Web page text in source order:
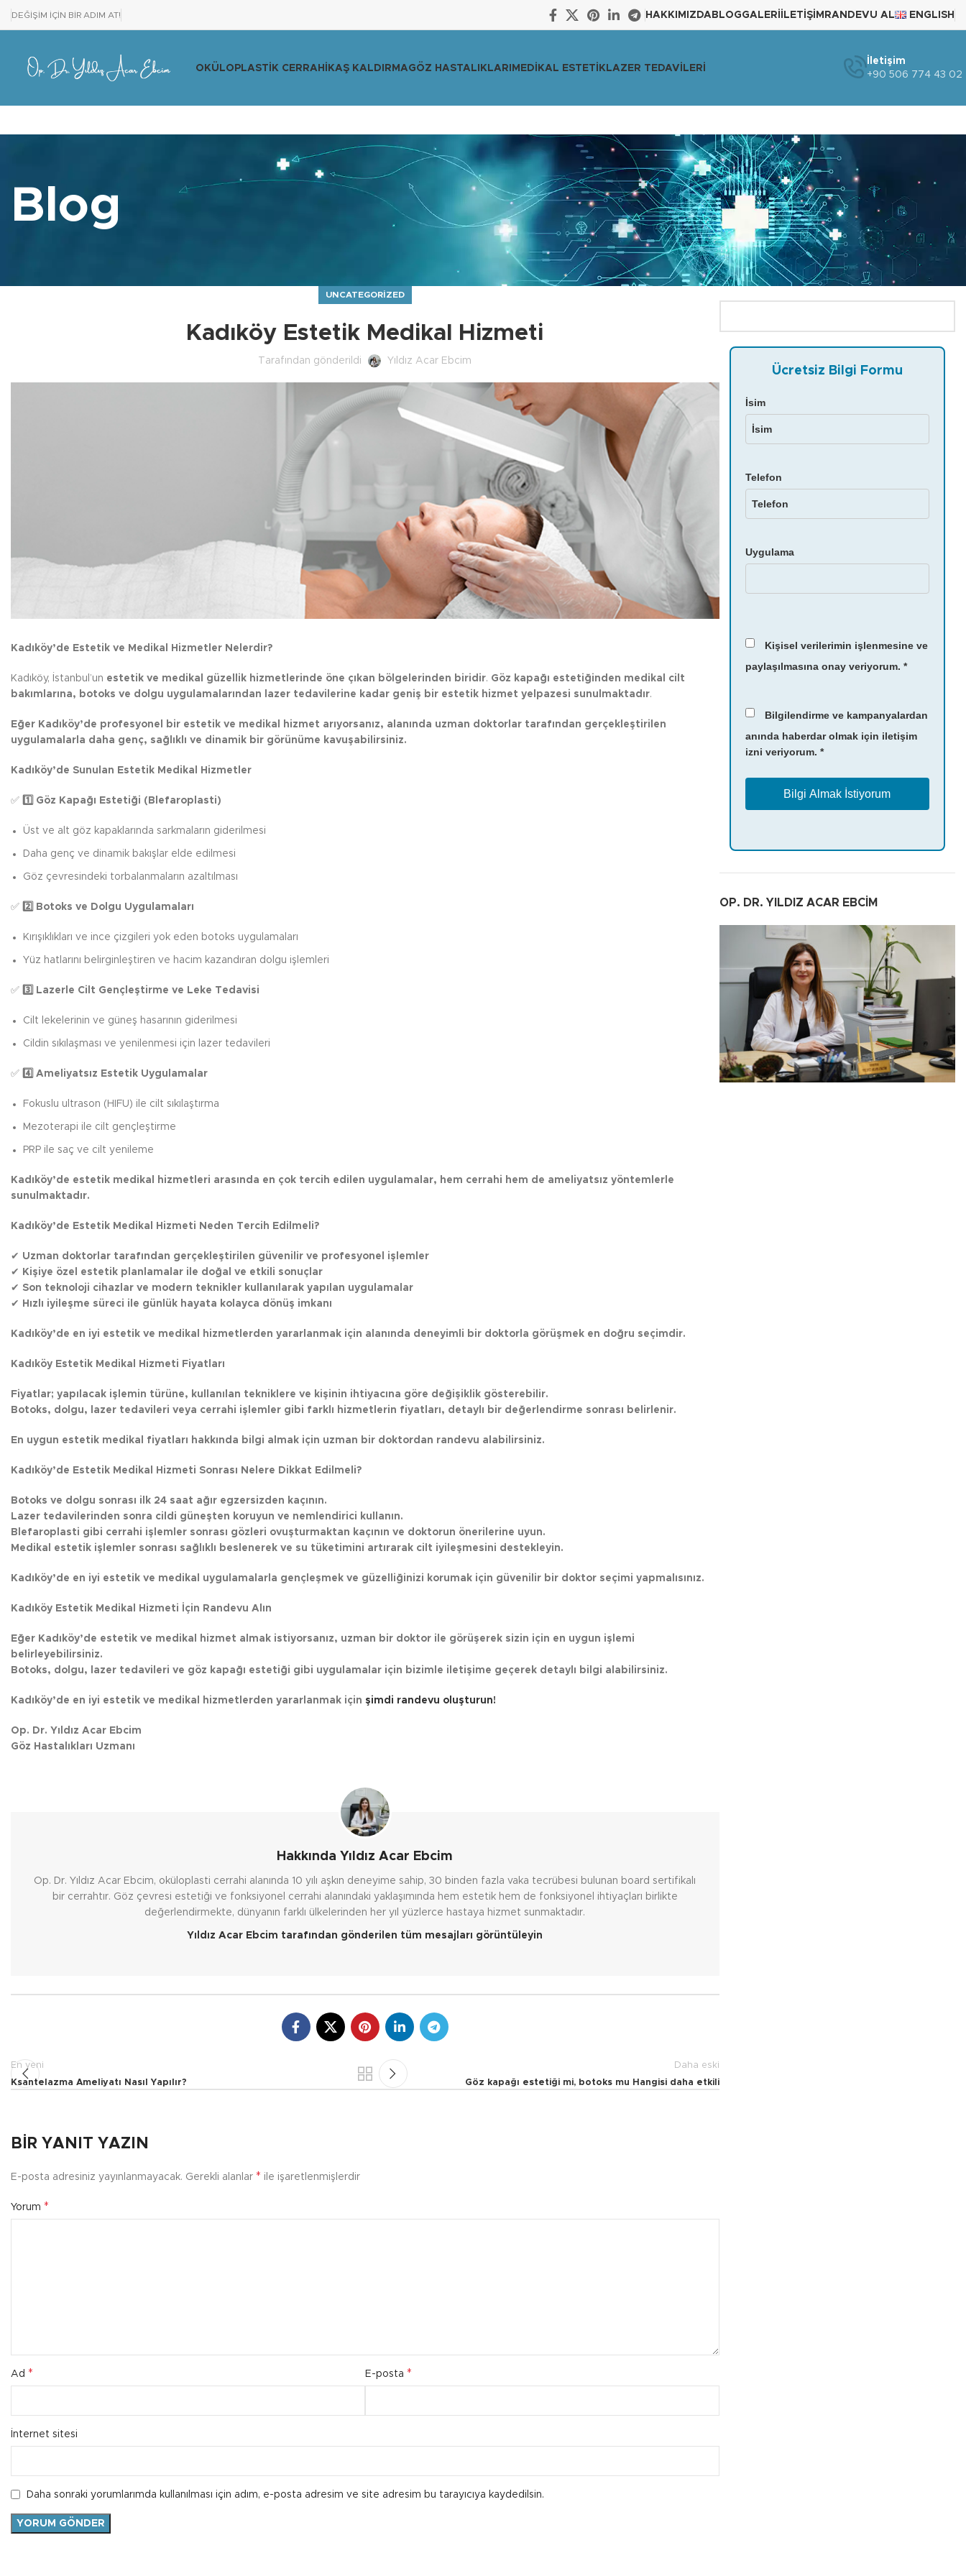
DEĞİŞİM İÇİN BİR ADIM AT! HAKKIMIZDA BLOGGALERI İLETIŞIM RANDEVU AL ENGLISH
OKÜLOPLASTIK CERRAHI KAŞ KALDIRMAGÖZ HASTALIKLARI MEDIKAL ESTETIK LAZER TEDAVILERI
İletişim
+90 506 774 43 02
Blog
UNCATEGORIZED
Kadıköy Estetik Medikal Hizmeti
Tarafından gönderildi Yıldız Acar Ebcim
Kadıköy’de Estetik ve Medikal Hizmetler Nelerdir?
Kadıköy, İstanbul’un estetik ve medikal güzellik hizmetlerinde öne çıkan bölgelerinden biridir. Göz kapağı estetiğinden medikal cilt
bakımlarına, botoks ve dolgu uygulamalarından lazer tedavilerine kadar geniş bir estetik hizmet yelpazesi sunulmaktadır.
Eğer Kadıköy’de profesyonel bir estetik ve medikal hizmet arıyorsanız, alanında uzman doktorlar tarafından gerçekleştirilen
uygulamalarla daha genç, sağlıklı ve dinamik bir görünüme kavuşabilirsiniz.
Kadıköy’de Sunulan Estetik Medikal Hizmetler
✅ 1️ Göz Kapağı Estetiği (Blefaroplasti)
Üst ve alt göz kapaklarında sarkmaların giderilmesi
Daha genç ve dinamik bakışlar elde edilmesi
Göz çevresindeki torbalanmaların azaltılması
✅ 2️ Botoks ve Dolgu Uygulamaları
Kırışıklıkları ve ince çizgileri yok eden botoks uygulamaları
Yüz hatlarını belirginleştiren ve hacim kazandıran dolgu işlemleri
✅ 3️ Lazerle Cilt Gençleştirme ve Leke Tedavisi
Cilt lekelerinin ve güneş hasarının giderilmesi
Cildin sıkılaşması ve yenilenmesi için lazer tedavileri
✅ 4️ Ameliyatsız Estetik Uygulamalar
Fokuslu ultrason (HIFU) ile cilt sıkılaştırma
Mezoterapi ile cilt gençleştirme
PRP ile saç ve cilt yenileme
Kadıköy’de estetik medikal hizmetleri arasında en çok tercih edilen uygulamalar, hem cerrahi hem de ameliyatsız yöntemlerle
sunulmaktadır.
Kadıköy’de Estetik Medikal Hizmeti Neden Tercih Edilmeli?
✔ Uzman doktorlar tarafından gerçekleştirilen güvenilir ve profesyonel işlemler
✔
Kişiye özel estetik planlamalar ile doğal ve etkili sonuçlar
✔ Son teknoloji cihazlar ve modern teknikler kullanılarak yapılan uygulamalar
✔
Hızlı iyileşme süreci ile günlük hayata kolayca dönüş imkanı
Kadıköy’de en iyi estetik ve medikal hizmetlerden yararlanmak için alanında deneyimli bir doktorla görüşmek en doğru seçimdir.
Kadıköy Estetik Medikal Hizmeti Fiyatları
Fiyatlar; yapılacak işlemin türüne, kullanılan tekniklere ve kişinin ihtiyacına göre değişiklik gösterebilir.
Botoks, dolgu, lazer tedavileri veya cerrahi işlemler gibi farklı hizmetlerin fiyatları, detaylı bir değerlendirme sonrası belirlenir.
En uygun estetik medikal fiyatları hakkında bilgi almak için uzman bir doktordan randevu alabilirsiniz.
Kadıköy’de Estetik Medikal Hizmeti Sonrası Nelere Dikkat Edilmeli?
Botoks ve dolgu sonrası ilk 24 saat ağır egzersizden kaçının.
Lazer tedavilerinden sonra cildi güneşten koruyun ve nemlendirici kullanın.
Blefaroplasti gibi cerrahi işlemler sonrası gözleri ovuşturmaktan kaçının ve doktorun önerilerine uyun.
Medikal estetik işlemler sonrası sağlıklı beslenerek ve su tüketimini artırarak cilt iyileşmesini destekleyin.
Kadıköy’de en iyi estetik ve medikal uygulamalarla gençleşmek ve güzelliğinizi korumak için güvenilir bir doktor seçimi yapmalısınız.
Kadıköy Estetik Medikal Hizmeti İçin Randevu Alın
Eğer Kadıköy’de estetik ve medikal hizmet almak istiyorsanız, uzman bir doktor ile görüşerek sizin için en uygun işlemi
belirleyebilirsiniz.
Botoks, dolgu, lazer tedavileri ve göz kapağı estetiği gibi uygulamalar için bizimle iletişime geçerek detaylı bilgi alabilirsiniz.
Kadıköy’de en iyi estetik ve medikal hizmetlerden yararlanmak için şimdi randevu oluşturun!
Op. Dr. Yıldız Acar Ebcim
Göz Hastalıkları Uzmanı
Hakkında Yıldız Acar Ebcim
Op. Dr. Yıldız Acar Ebcim, oküloplasti cerrahi alanında 10 yılı aşkın deneyime sahip, 30 binden fazla vaka tecrübesi bulunan board sertifikalı
bir cerrahtır. Göz çevresi estetiği ve fonksiyonel cerrahi alanındaki yaklaşımında hem estetik hem de fonksiyonel ihtiyaçları birlikte
değerlendirmekte, dünyanın farklı ülkelerinden her yıl yüzlerce hastaya hizmet sunmaktadır.
Yıldız Acar Ebcim tarafından gönderilen tüm mesajları görüntüleyin
En yeni
Ksantelazma Ameliyatı Nasıl Yapılır?
Daha eski
Göz kapağı estetiği mi, botoks mu Hangisi daha etkili
BIR YANIT YAZIN
E-posta adresiniz yayınlanmayacak. Gerekli alanlar * ile işaretlenmişlerdir
Yorum *
Ad * E-posta *
İnternet sitesi
Daha sonraki yorumlarımda kullanılması için adım, e-posta adresim ve site adresim bu tarayıcıya kaydedilsin.
Ücretsiz Bilgi Formu
İsim
Telefon
Uygulama
Kişisel verilerimin işlenmesine ve
paylaşılmasına onay veriyorum. *
Bilgilendirme ve kampanyalardan
anında haberdar olmak için iletişim
izni veriyorum. *
OP. DR. YILDIZ ACAR EBCİM